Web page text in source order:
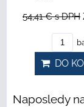
54,41 €s DPH
DO
Naposledy